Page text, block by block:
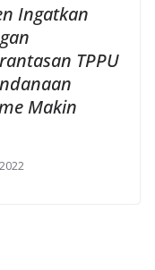
Ingatkan
TPPU
Makin